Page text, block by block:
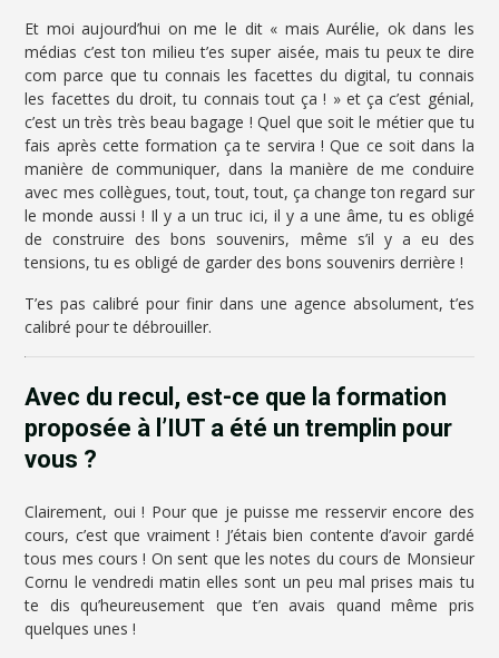
Et moi aujourd’hui on me le dit « mais Aurélie, ok dans les
médias c’est ton milieu t’es super aisée, mais tu peux te dire
com parce que tu connais les facettes du digital, tu connais
les facettes du droit, tu connais tout ça ! » et ça c’est génial,
c’est un très très beau bagage ! Quel que soit le métier que tu
fais après cette formation ça te servira ! Que ce soit dans la
manière de communiquer, dans la manière de me conduire
avec mes collègues, tout, tout, tout, ça change ton regard sur
le monde aussi ! Il y a un truc ici, il y a une âme, tu es obligé
de construire des bons souvenirs, même s’il y a eu des
tensions, tu es obligé de garder des bons souvenirs derrière !
T’es pas calibré pour finir dans une agence absolument, t’es
calibré pour te débrouiller.
Avec du recul, est-ce que la formation
proposée à l’IUT a été un tremplin pour
vous ?
Clairement, oui ! Pour que je puisse me resservir encore des
cours, c’est que vraiment ! J’étais bien contente d’avoir gardé
tous mes cours ! On sent que les notes du cours de Monsieur
Cornu le vendredi matin elles sont un peu mal prises mais tu
te dis qu’heureusement que t’en avais quand même pris
quelques unes !